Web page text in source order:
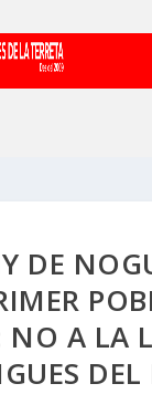
DE
NO A LA
DEL